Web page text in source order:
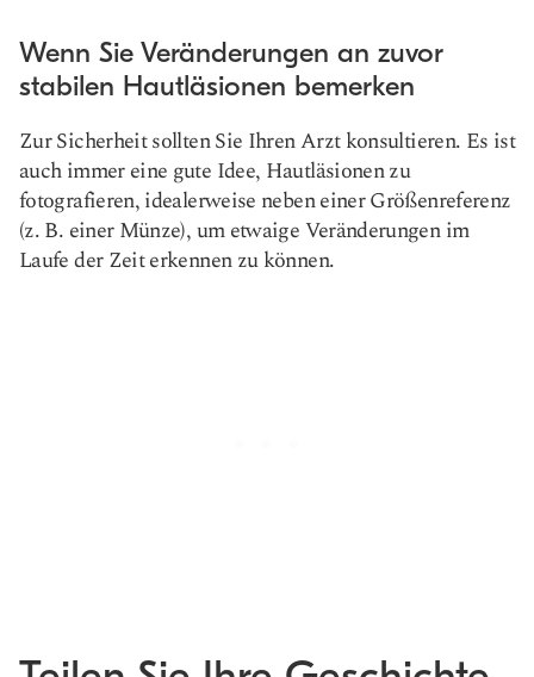
Wenn Sie Veränderungen an zuvor
stabilen Hautläsionen bemerken
Zur Sicherheit sollten Sie Ihren Arzt konsultieren. Es ist
auch immer eine gute Idee, Hautläsionen zu
fotografieren, idealerweise neben einer Größenreferenz
(z. B. einer Münze), um etwaige Veränderungen im
Laufe der Zeit erkennen zu können.